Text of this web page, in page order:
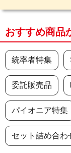
おすすめ商品
統率者特集
委託販売品
パイオニア特集
セット詰め合わ